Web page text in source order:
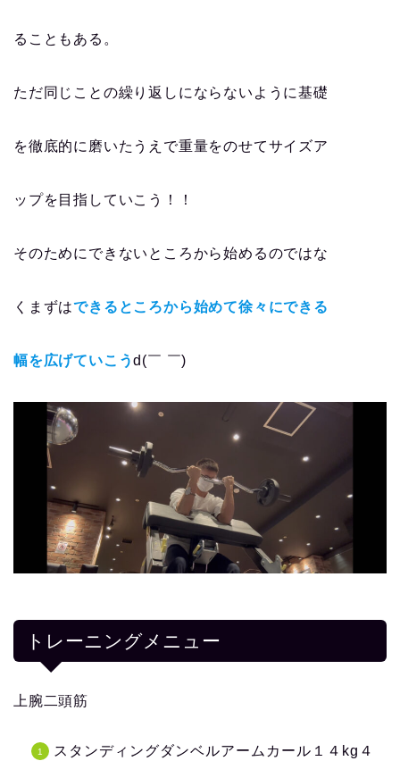
ることもある。
ただ同じことの繰り返しにならないように基礎
を徹底的に磨いたうえで重量をのせてサイズア
ップを目指していこう！！
そのためにできないところから始めるのではな
くまずはできるところから始めて徐々にできる
幅を広げていこうd(￣ ￣)
トレーニングメニュー
上腕二頭筋
スタンディングダンベルアームカール１４kg４